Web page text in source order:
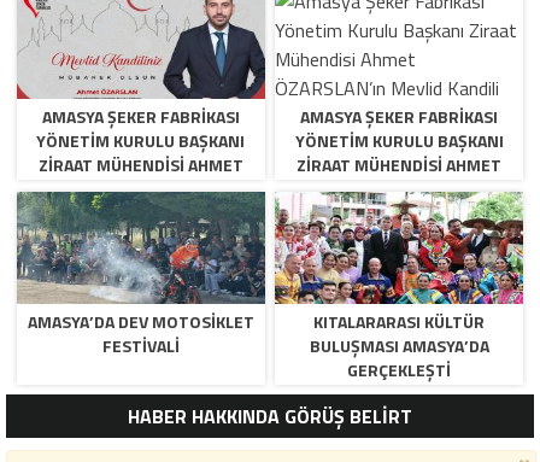
AMASYA ŞEKER FABRIKASI
YÖNETIM KURULU BAŞKANI
ZIRAAT MÜHENDISI AHMET
ÖZARSLAN’IN MEVLID KANDILI
MESAJI
AMASYA ŞEKER FABRIKASI
YÖNETIM KURULU BAŞKANI
ZIRAAT MÜHENDISI AHMET
ÖZARSLAN’IN MEVLID KANDILI
MESAJI
AMASYA’DA DEV MOTOSIKLET
FESTIVALI
KITALARARASI KÜLTÜR
BULUŞMASI AMASYA’DA
GERÇEKLEŞTI
HABER HAKKINDA GÖRÜŞ BELİRT